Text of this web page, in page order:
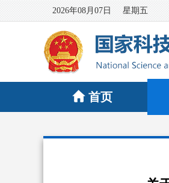
2026年08月07日 星期五
首页